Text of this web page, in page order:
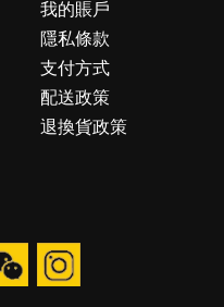
我的賬戶
隱私條款
支付方式
配送政策
退換貨政策